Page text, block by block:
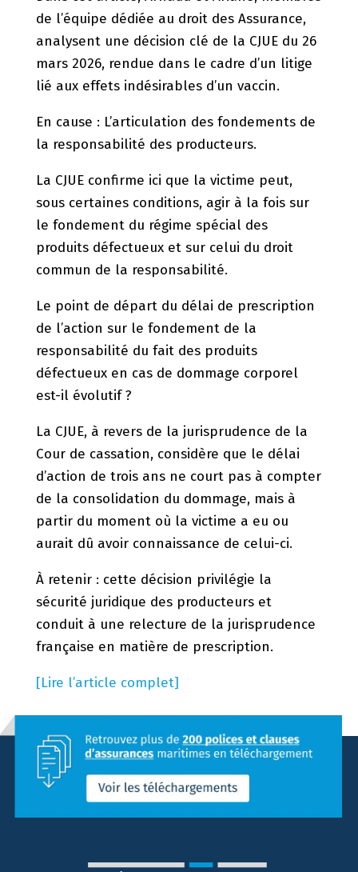
de l’équipe dédiée au droit des Assurance,
analysent une décision clé de la CJUE du 26
mars 2026, rendue dans le cadre d’un litige
lié aux effets indésirables d’un vaccin.
En cause​ : L’articulation des fondements de
la responsabilité des producteurs.
La CJUE confirme ici que la victime peut,
sous certaines conditions, agir à la fois sur
le fondement du régime spécial des
produits défectueux et sur celui du droit
commun de la responsabilité.
Le point de départ du délai de prescription
de l’action sur le fondement de la
responsabilité du fait des produits
défectueux en cas de dommage corporel
est-il évolutif ?
La CJUE, à revers de la jurisprudence de la
Cour de cassation, considère que le délai
d’action de trois ans ne court pas à compter
de la consolidation du dommage, mais à
partir du moment où la victime a eu ou
aurait dû avoir connaissance de celui-ci.
À retenir : cette décision privilégie la
sécurité juridique des producteurs et
conduit à une relecture de la jurisprudence
française en matière de prescription.
[Lire l’article complet]